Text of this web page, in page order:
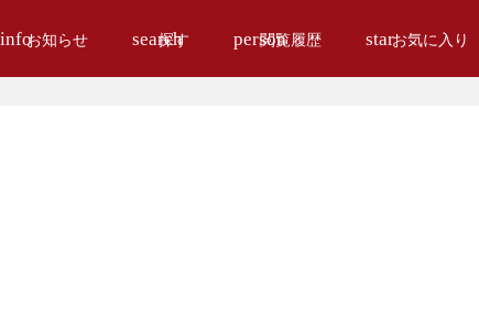
infoお知らせ search
探す person閲覧履歴 starお気に入り